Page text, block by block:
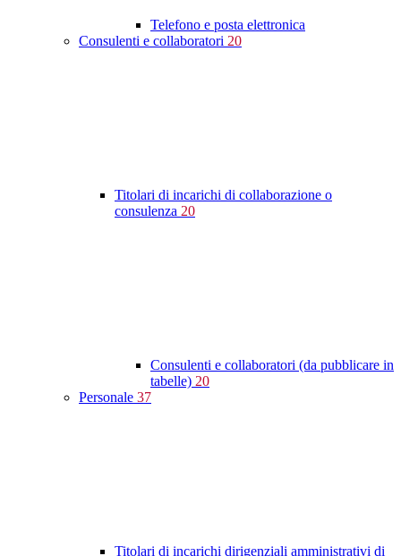
Telefono e posta elettronica
Consulenti e collaboratori 20
Titolari di incarichi di collaborazione o
consulenza 20
Consulenti e collaboratori (da pubblicare in
tabelle) 20
Personale 37
Titolari di incarichi dirigenziali amministrativi di